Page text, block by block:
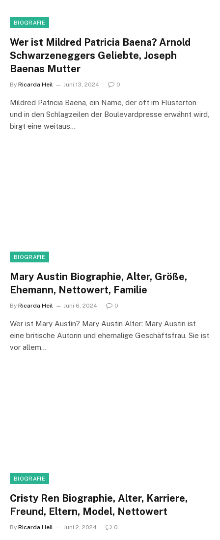
BIOGRAFIE
Wer ist Mildred Patricia Baena? Arnold
Schwarzeneggers Geliebte, Joseph
Baenas Mutter
By Ricarda Heil Juni 13, 2024 0
Mildred Patricia Baena, ein Name, der oft im Flüsterton
und in den Schlagzeilen der Boulevardpresse erwähnt wird,
birgt eine weitaus…
BIOGRAFIE
Mary Austin Biographie, Alter, Größe,
Ehemann, Nettowert, Familie
By Ricarda Heil Juni 6, 2024 0
Wer ist Mary Austin? Mary Austin Alter: Mary Austin ist
eine britische Autorin und ehemalige Geschäftsfrau. Sie ist
vor allem…
BIOGRAFIE
Cristy Ren Biographie, Alter, Karriere,
Freund, Eltern, Model, Nettowert
By Ricarda Heil Juni 2, 2024 0